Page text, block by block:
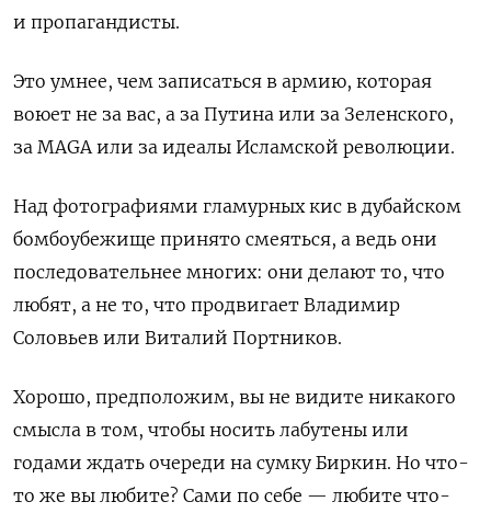
и пропагандисты.
Это умнее, чем записаться в армию, которая
воюет не за вас, а за Путина или за Зеленского,
за MAGA или за идеалы Исламской революции.
Над фотографиями гламурных кис в дубайском
бомбоубежище принято смеяться, а ведь они
последовательнее многих: они делают то, что
любят, а не то, что продвигает Владимир
Соловьев или Виталий Портников.
Хорошо, предположим, вы не видите никакого
смысла в том, чтобы носить лабутены или
годами ждать очереди на сумку Биркин. Но что-
то же вы любите? Сами по себе — любите что-